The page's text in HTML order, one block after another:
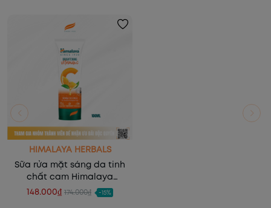
HIMALAYA HERBALS
Sữa rửa mặt sáng da tinh
chất cam Himalaya
Brightening Vitamin C
Orange Face Wash 100ml
148.000₫ 174.000₫ -15%